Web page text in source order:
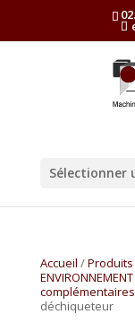
Sélectionner
Accueil /Produits
ENVIRONNEMENT
complémentaires
déchiqueteur